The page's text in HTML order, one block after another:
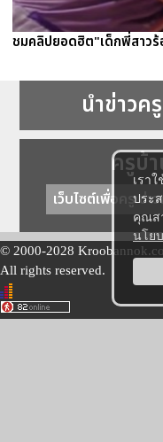
เรา
ประ
คุณส
นโย
ชมคลิปยอดฮิต"เด็กพี่สาวร้
นำข่าวค
ครูบ้
เว็บไซต์เพื่อครู ข่
© 2000-2028
All rights reserved.